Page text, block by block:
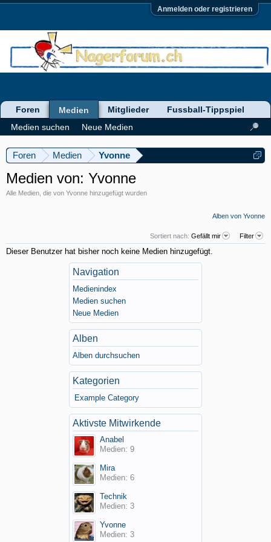
Anmelden oder registrieren
Foren Medien Yvonne
Medien von: Yvonne
Alle Medien, die von Yvonne hinzugefügt wurden
Alben von Yvonne
Sortiert nach: Gefällt mir Filter
Dieser Benutzer hat bisher noch keine Medien hinzugefügt.
Navigation
Medienindex
Medien suchen
Neue Medien
Alben
Alben durchsuchen
Kategorien
Example Category
Aktivste Mitwirkende
Anabel
Medien: 9
Mira
Medien: 6
Technik
Medien: 3
Yvonne
Medien: 3
Foren
Medien
Medien suchen
Neue Medien
Mitglieder Fussball-Tippspiel